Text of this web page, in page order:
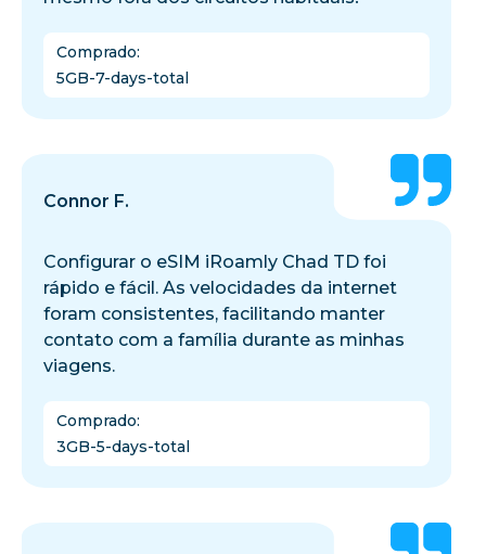
Comprado:
5GB-7-days-total
Connor F.
Configurar o eSIM iRoamly Chad TD foi
rápido e fácil. As velocidades da internet
foram consistentes, facilitando manter
contato com a família durante as minhas
viagens.
Comprado:
3GB-5-days-total